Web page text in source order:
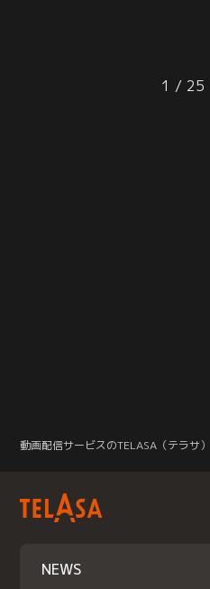
桜お七」を意外なエピソードを交え
て熱唱！？野口五郎さんはアカペラ
1
動画配信サービスのTELASA（テラサ）
NEWS